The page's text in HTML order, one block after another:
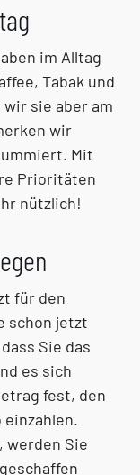
im Alltag
Tabak und
sie aber am
wir
Mit
Prioritäten
nützlich!
für den
schon jetzt
Sie das
es sich
fest, den
einzahlen.
werden Sie